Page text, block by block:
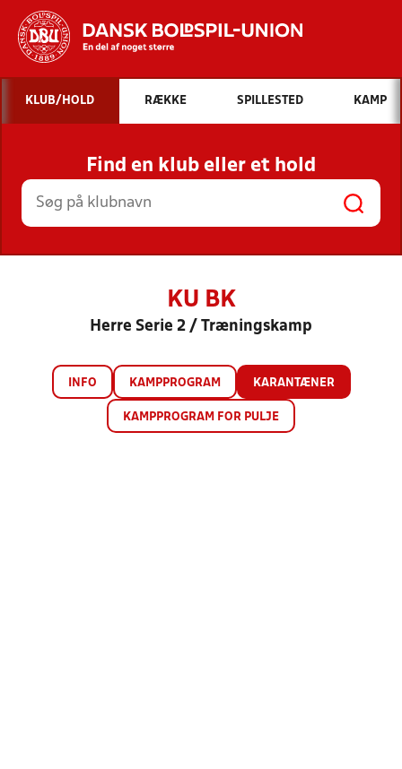
Hvad vil du søge efter?
INDHOLD OG NYHEDER
STILLINGER, RESULTATER, KLUBBER OG
HOLD
KLUB/HOLD RÆKKE SPILLESTED KAMP
Find en klub eller et hold
KU BK
Herre Serie 2 / Træningskamp
INFO KAMPPROGRAM KARANTÆNER
KAMPPROGRAM FOR PULJE